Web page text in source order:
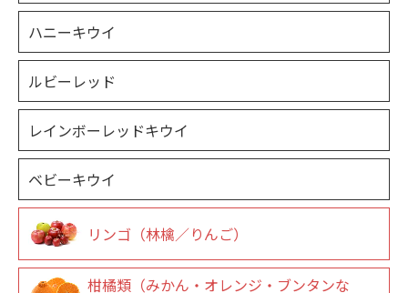
ハニーキウイ
ルビーレッド
レインボーレッドキウイ
ベビーキウイ
リンゴ（林檎／りんご）
柑橘類（みかん・オレンジ・ブンタンな